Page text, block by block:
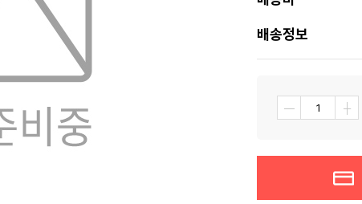
배송정보
― ┼